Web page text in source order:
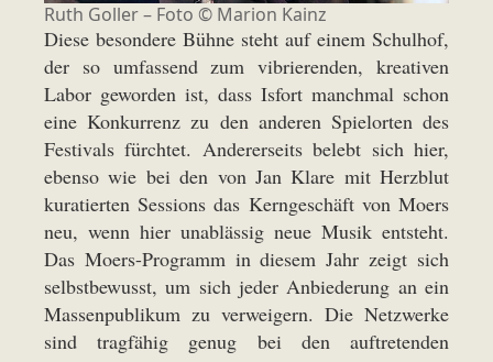
Ruth Goller – Foto © Marion Kainz
Diese besondere Bühne steht auf einem Schulhof,
der so umfassend zum vibrierenden, kreativen
Labor geworden ist, dass Isfort manchmal schon
eine Konkurrenz zu den anderen Spielorten des
Festivals fürchtet. Andererseits belebt sich hier,
ebenso wie bei den von Jan Klare mit Herzblut
kuratierten Sessions das Kerngeschäft von Moers
neu, wenn hier unablässig neue Musik entsteht.
Das Moers-Programm in diesem Jahr zeigt sich
selbstbewusst, um sich jeder Anbiederung an ein
Massenpublikum zu verweigern. Die Netzwerke
sind tragfähig genug bei den auftretenden